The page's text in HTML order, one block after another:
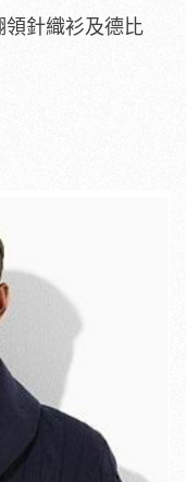
領針織衫及德比